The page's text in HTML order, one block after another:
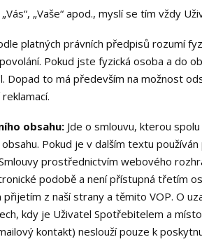
„Vaše“ apod., myslí se tím vždy
platných právních předpisů rozumí
Pokud jste fyzická osoba a do
Dopad to má především na možnost
obsahu: Jde o smlouvu, kterou
Pokud je v dalším textu
prostřednictvím webového
podobě a není přístupná třetím
z naší strany a těmito VOP. O
kdy je Uživatel Spotřebitelem a
kontakt) neslouží pouze k